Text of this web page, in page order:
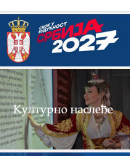
нелегалних грађевинских...